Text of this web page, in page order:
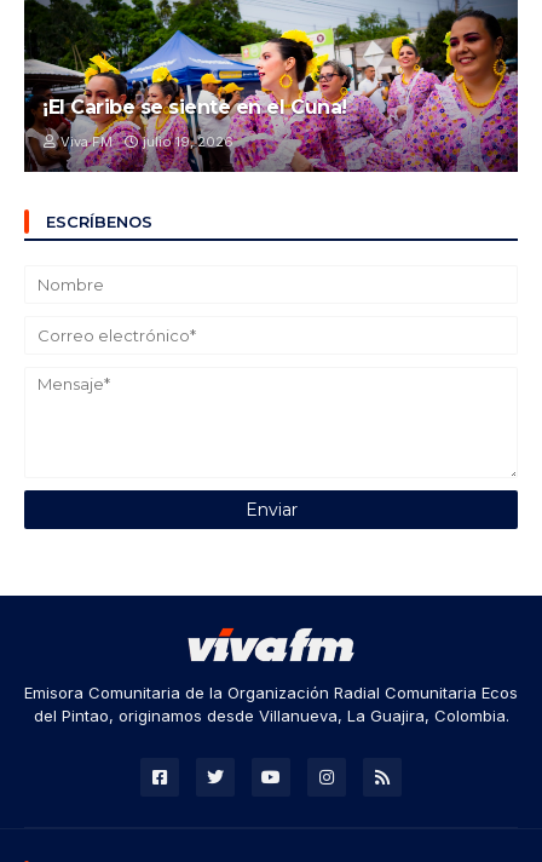
¡El Caribe se siente en el Cuna!
Viva FM julio 19, 2026
ESCRÍBENOS
Emisora Comunitaria de la Organización Radial Comunitaria Ecos
del Pintao, originamos desde Villanueva, La Guajira, Colombia.